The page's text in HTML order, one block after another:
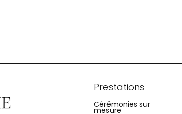
Prestations
Cérémonies sur
mesure